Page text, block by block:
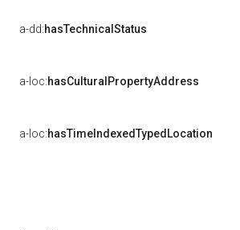
a-dd:hasTechnicalStatus
a-loc:hasCulturalPropertyAddress
a-loc:hasTimeIndexedTypedLocation